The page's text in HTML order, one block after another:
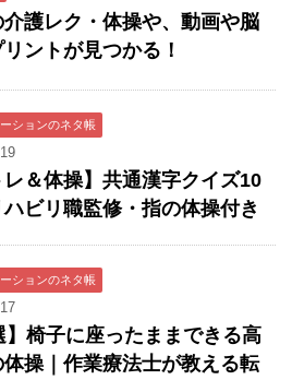
介護レク・体操や、動画や脳
リントが見つかる！
ションのネタ帳
レ＆体操】共通漢字クイズ10
ビリ職監修・指の体操付き
ションのネタ帳
】椅子に座ったままできる高
操｜作業療法士が教える転